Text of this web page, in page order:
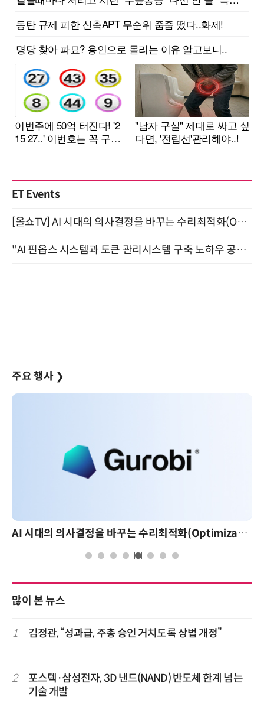
ET Events
[올쇼TV] AI 시대의 의사결정을 바꾸는 수리최적화(Optimization) 소개 (8/20 생방송)
"AI 핀옵스 시스템과 토큰 관리시스템 구축 노하우 공개" 잠실 한국광고문화회관 2층 대회의실 (8/21)
주요 행사 ❯
AI 시대의 의사결정을 바꾸는 수리최적화(Optimization): 실제 산업 적용 사례와 활용 전략
많이 본 뉴스
1 김정관, “성과급, 주총 승인 거치도록 상법 개정”
2
포스텍·삼성전자, 3D 낸드(NAND) 반도체 한계 넘는
기술 개발